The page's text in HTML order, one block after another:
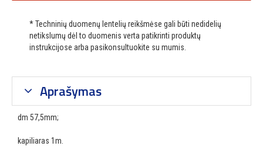
* Techninių duomenų lentelių reikšmėse gali būti nedidelių
netikslumų dėl to duomenis verta patikrinti produktų
instrukcijose arba pasikonsultuokite su mumis.
Aprašymas
dm 57,5mm;
kapiliaras 1m.